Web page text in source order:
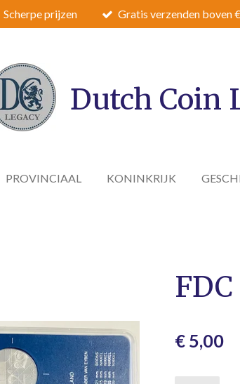
Scherpe prijzen Gratis verzenden boven
Dutch Coin
PROVINCIAAL KONINKRIJK
€ 5,00